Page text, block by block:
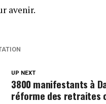
avenir.
UP NEXT
3800 manifestants à
réforme des retraites